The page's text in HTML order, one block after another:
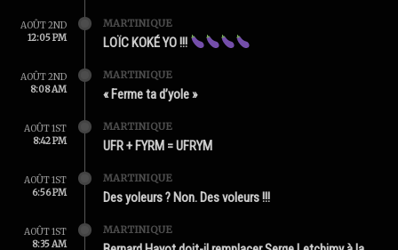
AOÛT 2ND
12:05 PM
MARTINIQUE
LOÏC KOKÉ YO !!!
AOÛT 2ND
8:08 AM
MARTINIQUE
« Ferme ta d’yole »
AOÛT 1ST
8:42 PM
MARTINIQUE
UFR + FYRM = UFRYM
AOÛT 1ST
6:56 PM
MARTINIQUE
Des yoleurs ? Non. Des voleurs !!!
AOÛT 1ST
8:35 AM
MARTINIQUE